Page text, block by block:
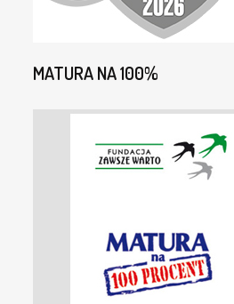
MATURA NA 100%